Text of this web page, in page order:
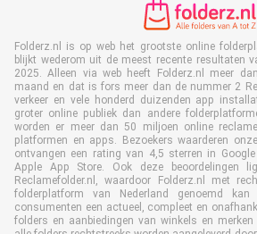
Folderz.nl is op web het grootste online
blijkt wederom uit de meest recente resultaten
2025. Alleen via web heeft Folderz.nl meer
maand en dat is fors meer dan de nummer 2
verkeer en vele honderd duizenden app
groter online publiek dan andere
worden er meer dan 50 miljoen online
platformen en apps. Bezoekers waarderen
ontvangen een rating van 4,5 sterren in
Apple App Store. Ook deze beoordelingen
Reclamefolder.nl, waardoor Folderz.nl met
folderplatform van Nederland genoemd kan
consumenten een actueel, compleet en
folders en aanbiedingen van winkels en